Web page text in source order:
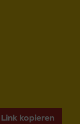
Link kopieren